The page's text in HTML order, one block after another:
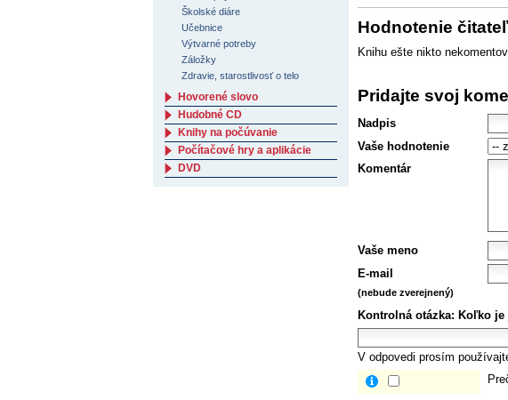
Hodnotenie
Knihu ešte nikto
Pridajte svoj
Nadpis
Vaše hodnotenie
Komentár
Vaše meno
E-mail
(nebude zverejnený)
Kontrolná otázka: Koľko
V odpovedi prosím
Školské diáre
Učebnice
Výtvarné potreby
Záložky
Zdravie, starostlivosť o telo
Hovorené slovo
Hudobné CD
Knihy na počúvanie
Počítačové hry a aplikácie
DVD